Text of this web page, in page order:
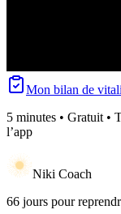
Mon bilan de
5 minutes • Gratuit •
l’app
Niki Coach
66 jours pour